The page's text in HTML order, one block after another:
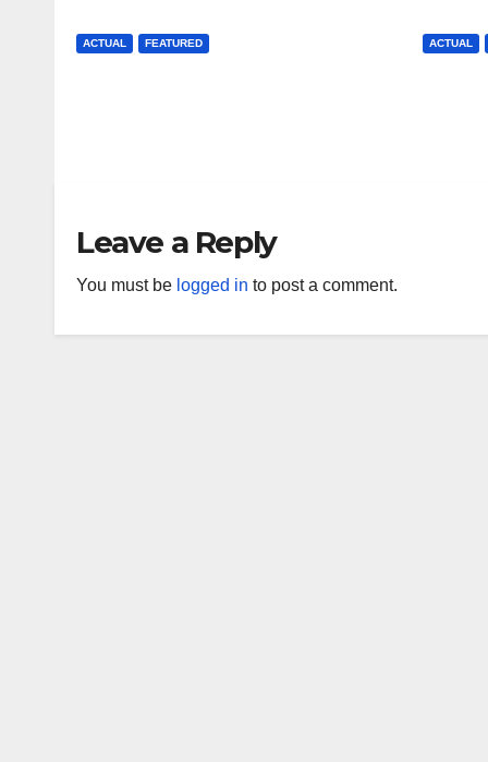
ACTUAL FEATURED ACTUAL
Leave a Reply
You must be logged in to post a comment.